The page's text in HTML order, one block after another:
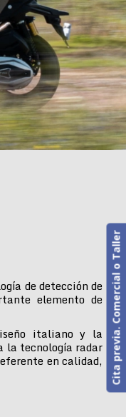
de detección de
elemento de
italiano y la
la tecnología radar
en calidad, Cita previa. Comercial o Taller